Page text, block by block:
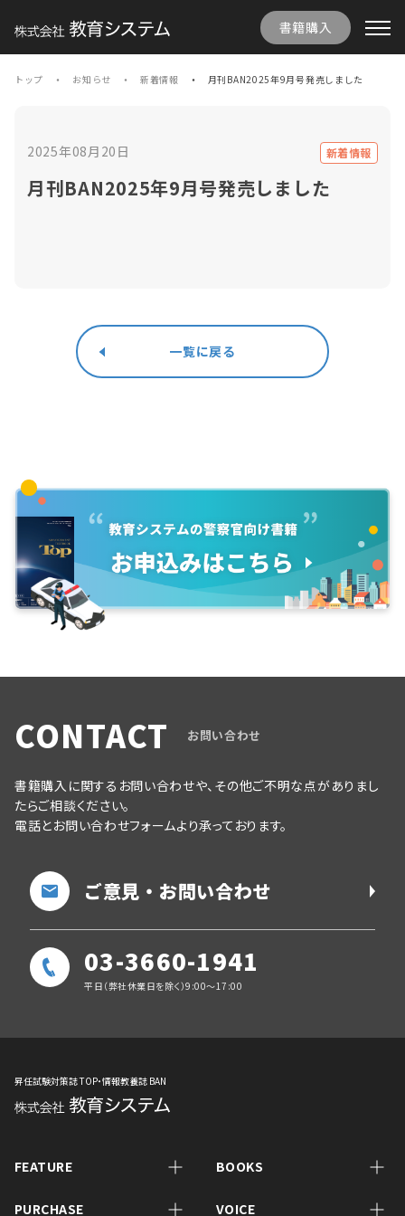
書籍購入
トップ お知らせ 新着情報 月刊BAN2025年9月号発売しました
新着情報
2025年08月20日
月刊BAN2025年9月号発売しました
一覧に戻る
CONTACT お問い合わせ
書籍購入に関するお問い合わせや、その他ご不明な点がありまし
たらご相談ください。
電話とお問い合わせフォームより承っております。
ご意見・お問い合わせ
03-3660-1941
平日（弊社休業日を除く）9:00～17:00
昇任試験対策誌 TOP・情報教養誌 BAN
FEATURE BOOKS
PURCHASE VOICE